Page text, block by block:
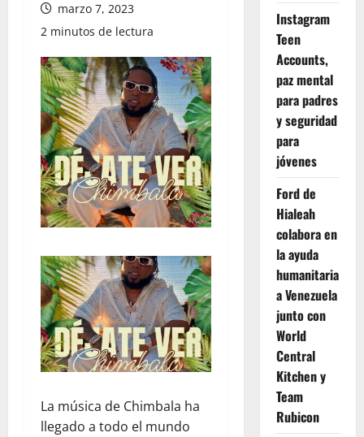
marzo 7, 2023
2 minutos de lectura
La música de Chimbala ha
llegado a todo el mundo
Instagram
Teen
Accounts,
paz mental
para padres
y seguridad
para
jóvenes
Ford de
Hialeah
colabora en
la ayuda
humanitaria
a Venezuela
junto con
World
Central
Kitchen y
Team
Rubicon